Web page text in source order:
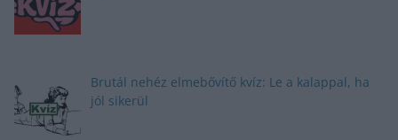
Brutál nehéz elmebővítő kvíz: Le a kalappal, ha
jól sikerül